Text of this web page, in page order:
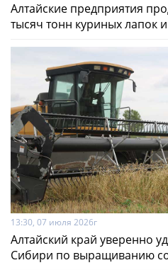
Алтайские предприятия
тысяч тонн куриных лапок
13:30, 07 июля 2026г
Алтайский край уверенно
Сибири по выращиванию